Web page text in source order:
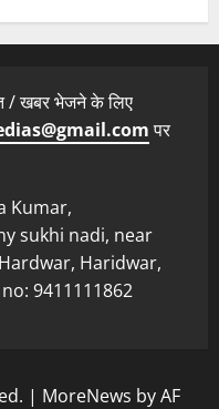
/ खबर भेजने के लिए
पर
Kumar,
sukhi nadi, near
Haridwar,
9411111862
| MoreNews by AF